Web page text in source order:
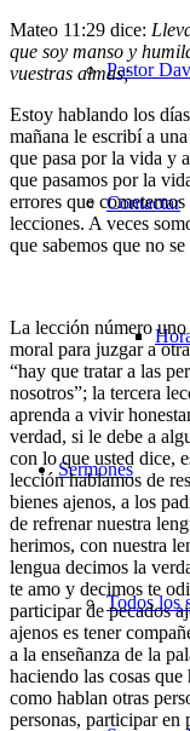
Pastor
Contactar
Sermones
Todos los
Mateo 11:29 dice:
que soy manso y
vuestras almas;
Estoy hablando los
mañana le escribí a
que pasa por la vida y
que pasamos por la
errores que
lecciones. A veces
que sabemos que no se
La lección número uno
moral para juzgar a
“hay que tratar a las
nosotros”; la tercera
aprenda a vivir
verdad, si le debe a
con lo que usted dice,
lección hablamos de
bienes ajenos, a los
de refrenar nuestra
herimos, con nuestra
lengua decimos la
te amo y decimos te
participar de pecados
ajenos es tener
a la enseñanza de la
haciendo las cosas que
como hablan otras
personas, participar en